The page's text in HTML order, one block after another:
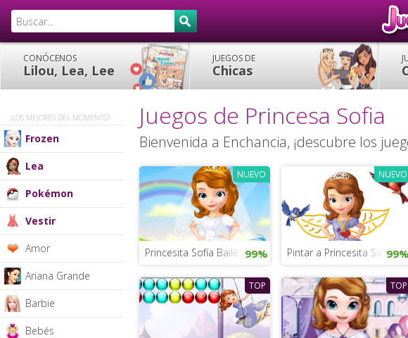
CONÓCENOS
Lilou, Lea, Lee
JUEGOS DE
Chicas
¡LOS MEJORES DEL MOMENTO!
Frozen
Lea
Pokémon
Vestir
Amor
Ariana Grande
Barbie
Bebés
Juegos de Princesa Sofia
Bienvenida a Enchancia, ¡descubre los
NUEVO
Princesita Sofía Baile Real
99%
NUEVO
Pintar a Princesita Sofía99%
TOP TOP